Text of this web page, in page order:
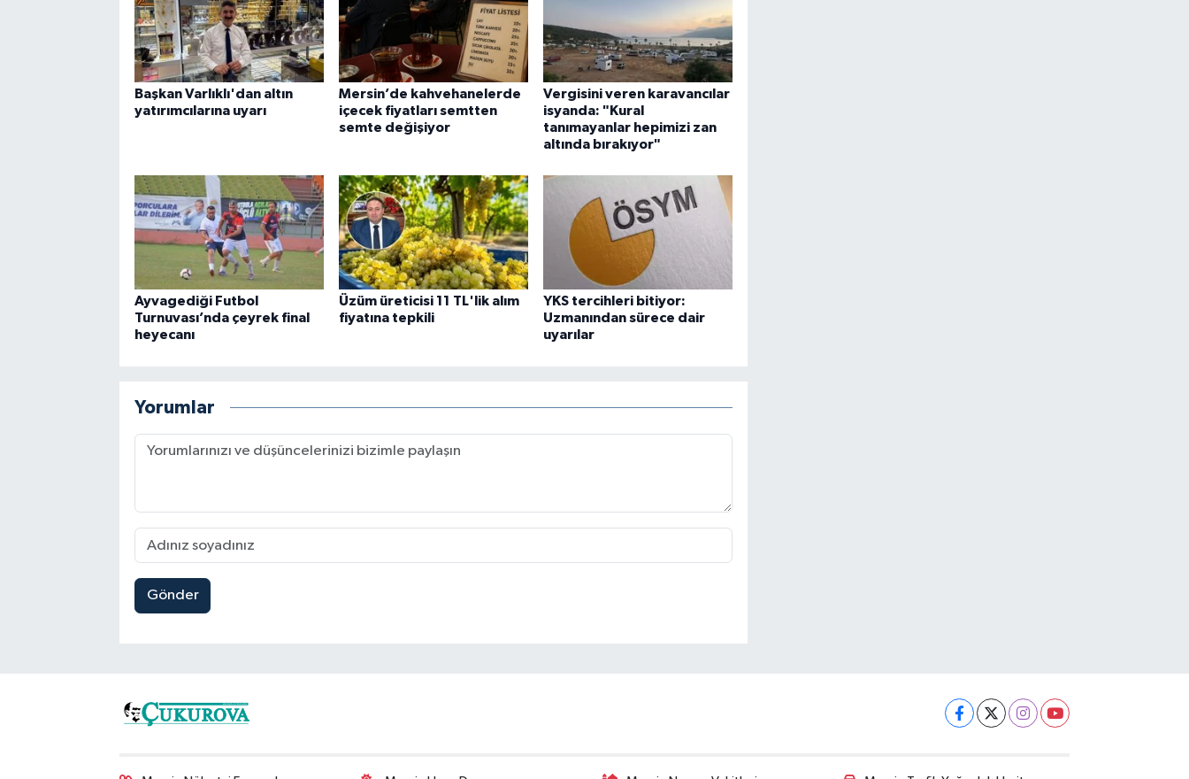
Başkan Varlıklı'dan altın
yatırımcılarına uyarı
Mersin’de kahvehanelerde
içecek fiyatları semtten
semte değişiyor
Vergisini veren karavancılar
isyanda: "Kural
tanımayanlar hepimizi zan
altında bırakıyor"
Ayvagediği Futbol
Turnuvası’nda çeyrek final
heyecanı
Üzüm üreticisi 11 TL'lik alım
fiyatına tepkili
YKS tercihleri bitiyor:
Uzmanından sürece dair
uyarılar
Yorumlar
Gönder